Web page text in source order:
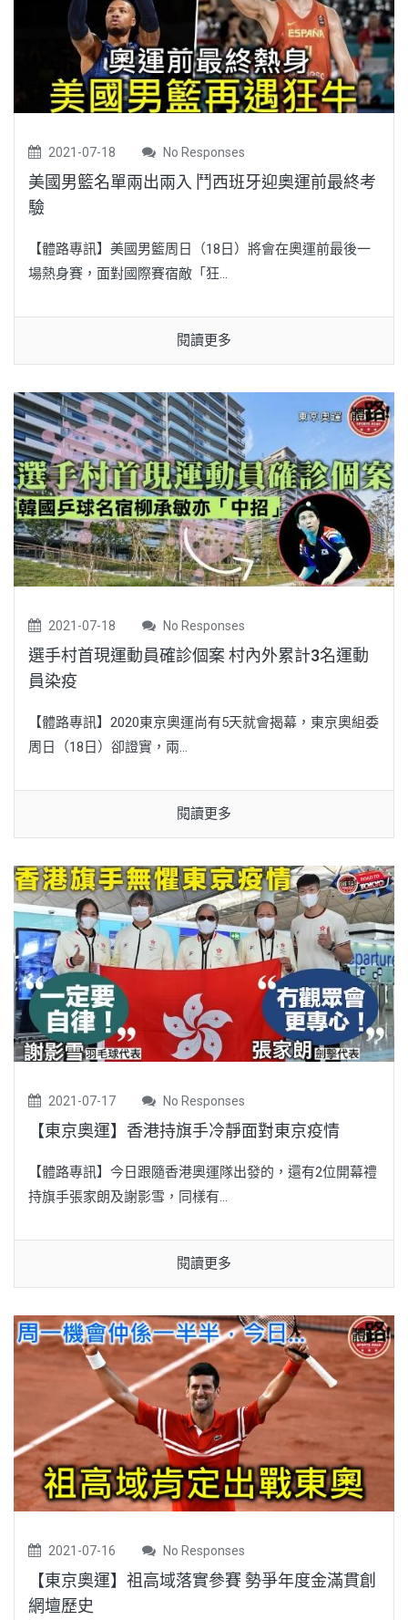
2021-07-18 No Responses
美國男籃名單兩出兩入 鬥西班牙迎奧運前最終考
驗
【體路專訊】美國男籃周日（18日）將會在奧運前最後一
場熱身賽，面對國際賽宿敵「狂...
閱讀更多
2021-07-18 No Responses
選手村首現運動員確診個案 村內外累計3名運動
員染疫
【體路專訊】2020東京奧運尚有5天就會揭幕，東京奧組委
周日（18日）卻證實，兩...
閱讀更多
2021-07-17 No Responses
【東京奧運】香港持旗手冷靜面對東京疫情
【體路專訊】今日跟隨香港奧運隊出發的，還有2位開幕禮
持旗手張家朗及謝影雪，同樣有...
閱讀更多
2021-07-16 No Responses
【東京奧運】祖高域落實參賽 勢爭年度金滿貫創
網壇歷史